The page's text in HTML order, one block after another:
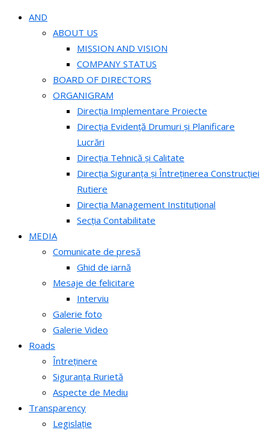
AND
ABOUT US
MISSION AND VISION
COMPANY STATUS
BOARD OF DIRECTORS
ORGANIGRAM
Direcția Implementare Proiecte
Direcția Evidență Drumuri și Planificare
Lucrări
Direcția Tehnică și Calitate
Direcția Siguranța și Întreținerea Construcției
Rutiere
Direcția Management Instituțional
Secția Contabilitate
MEDIA
Comunicate de presă
Ghid de iarnă
Mesaje de felicitare
Interviu
Galerie foto
Galerie Video
Roads
Întreținere
Siguranța Rurietă
Aspecte de Mediu
Transparency
Legislație